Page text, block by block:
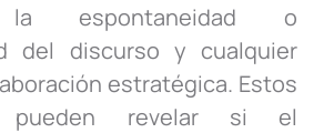
la espontaneidad o
del discurso y cualquier
estratégica. Estos
pueden revelar si el